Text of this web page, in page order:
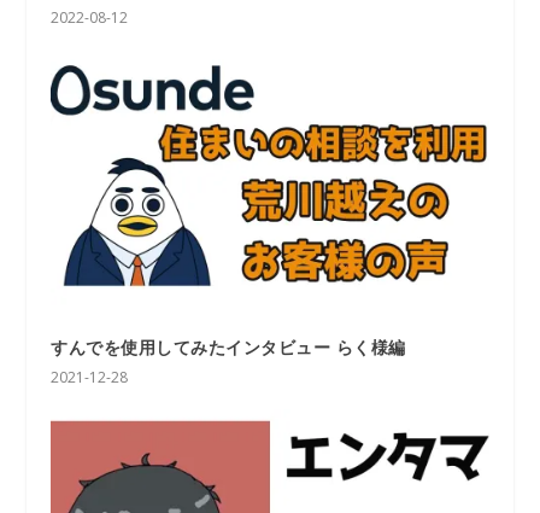
2022-08-12
すんでを使用してみたインタビュー らく様編
2021-12-28